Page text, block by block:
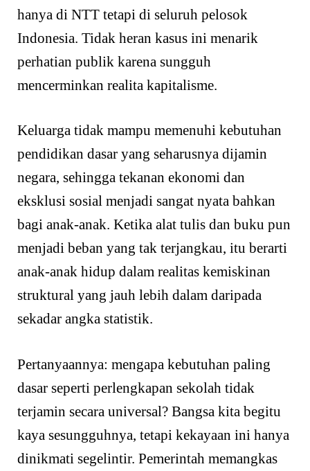
hanya di NTT tetapi di seluruh pelosok
Indonesia. Tidak heran kasus ini menarik
perhatian publik karena sungguh
mencerminkan realita kapitalisme.
Keluarga tidak mampu memenuhi kebutuhan
pendidikan dasar yang seharusnya dijamin
negara, sehingga tekanan ekonomi dan
eksklusi sosial menjadi sangat nyata bahkan
bagi anak-anak. Ketika alat tulis dan buku pun
menjadi beban yang tak terjangkau, itu berarti
anak-anak hidup dalam realitas kemiskinan
struktural yang jauh lebih dalam daripada
sekadar angka statistik.
Pertanyaannya: mengapa kebutuhan paling
dasar seperti perlengkapan sekolah tidak
terjamin secara universal? Bangsa kita begitu
kaya sesungguhnya, tetapi kekayaan ini hanya
dinikmati segelintir. Pemerintah memangkas